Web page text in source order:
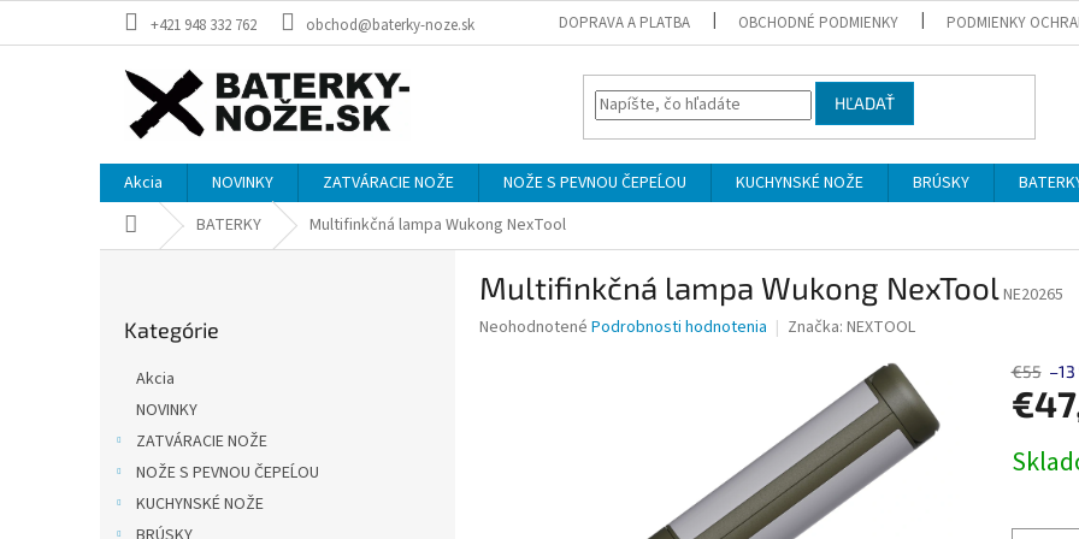
+421 948 332 762 obchod@baterky-noze.sk DOPRAVA A PLATBA OBCHODNÉ PODMIENKY PODMIENKY
HĽADAŤ
Akcia NOVINKY ZATVÁRACIE NOŽE NOŽE S PEVNOU ČEPEĹOU KUCHYNSKÉ NOŽE BRÚSKY
DomovBATERKY Multifinkčná lampa Wukong NexTool
kategórie
Kategórie
Akcia
NOVINKY
ZATVÁRACIE NOŽE
NOŽE S PEVNOU ČEPEĹOU
KUCHYNSKÉ NOŽE
Multifinkčná lampa Wukong NexToolNE20265
Priemerné
Neohodnotené Podrobnosti hodnotenia Značka: NEXTOOL
€55 –13
cena: